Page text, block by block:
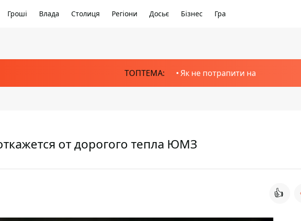
Гроші Влада Столиця Регіони Досьє Бізнес Гра
ТОПТЕМА: Як не потрапити на
от дорогого тепла ЮМЗ
👍